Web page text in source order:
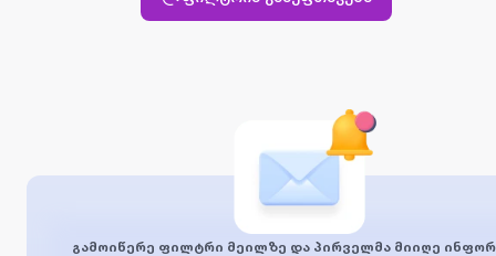
გამოიწერე ფილტრი მეილზე და პირველმა მიიღე